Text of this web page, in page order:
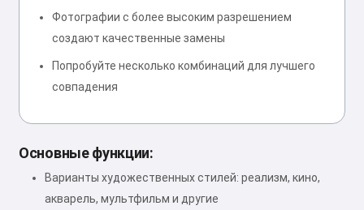
Фотографии с более высоким разрешением
создают качественные замены
Попробуйте несколько комбинаций для лучшего
совпадения
Основные функции:
Варианты художественных стилей: реализм, кино,
акварель, мультфильм и другие